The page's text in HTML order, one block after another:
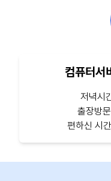
컴퓨터서
저녁시
출장방
편하신 시